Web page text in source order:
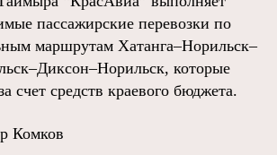
пассажирские перевозки по
маршрутам Хатанга–Норильск–
которые
счет средств краевого бюджета.
Комков